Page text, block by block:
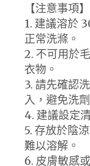
【注意事項】
1. 建議溶於
正常洗滌。
2. 不可用於
衣物。
3. 請先確認
入，避免洗
4. 建議設定
5. 存放於陰
難以溶解。
6. 皮膚敏感